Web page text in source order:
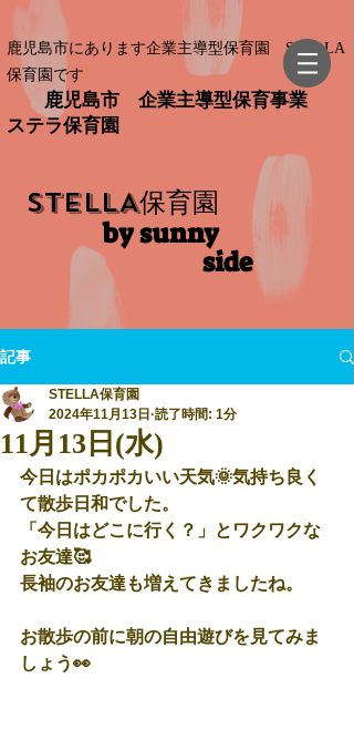
鹿児島市にあります企業主導型保育園 STELLA
保育園です
鹿児島市 企業主導型保育事業
ステラ保育園
STELLA保育園
by sunny
side​
記事
11月13日(水)
STELLA保育園
2024年11月13日 読了時間: 1分
今日はポカポカいい天気🌞気持ち良く
て散歩日和でした。
「今日はどこに行く？」とワクワクな
お友達🥰
長袖のお友達も増えてきましたね。
お散歩の前に朝の自由遊びを見てみま
しょう👀